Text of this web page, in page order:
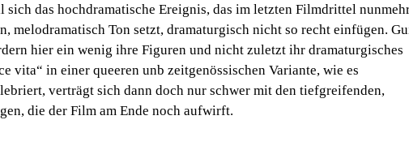
sich das hochdramatische Ereignis, das im letzten Filmdrittel
melodramatisch Ton setzt, dramaturgisch nicht so recht einfügen.
hier ein wenig ihre Figuren und nicht zuletzt ihr dramaturgisches
vita“ in einer queeren unb zeitgenössischen Variante, wie es
verträgt sich dann doch nur schwer mit den tiefgreifenden,
die der Film am Ende noch aufwirft.